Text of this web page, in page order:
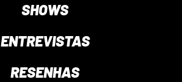
SHOWS
ENTREVISTAS
RESENHAS